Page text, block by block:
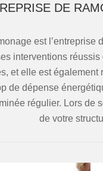
DE
est l’entreprise
interventions
et elle est également
de dépense
régulier. Lors de
de votre